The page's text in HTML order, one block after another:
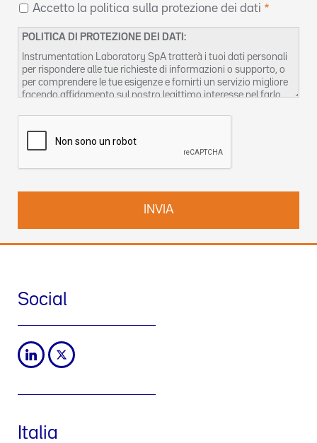
Accetto la politica sulla protezione dei dati
POLITICA DI PROTEZIONE DEI DATI:
Instrumentation Laboratory SpA tratterà i tuoi dati personali
per rispondere alle tue richieste di informazioni o supporto, o
per comprendere le tue esigenze e fornirti un servizio migliore
facendo affidamento sul nostro legittimo interesse nel farlo.
Informativa privacy
it@werfen.com.
Social
Italia